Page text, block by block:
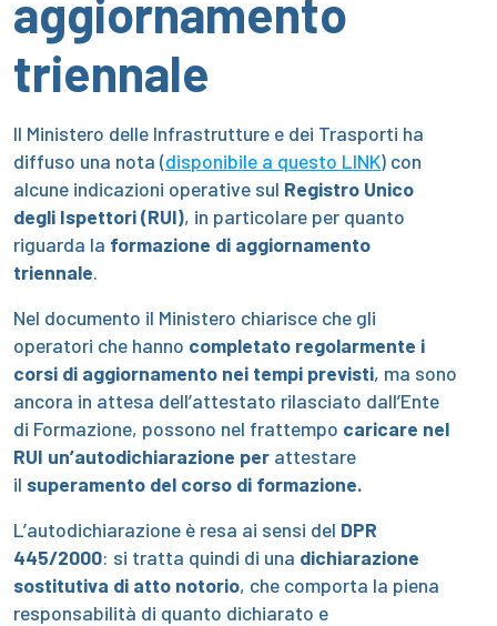
aggiornamento
triennale
Il Ministero delle Infrastrutture e dei Trasporti ha
diffuso una nota (disponibile a questo LINK) con
alcune indicazioni operative sul Registro Unico
degli Ispettori (RUI), in particolare per quanto
riguarda la formazione di aggiornamento
triennale.
Nel documento il Ministero chiarisce che gli
operatori che hanno completato regolarmente i
corsi di aggiornamento nei tempi previsti, ma sono
ancora in attesa dell’attestato rilasciato dall’Ente
di Formazione, possono nel frattempo caricare nel
RUI un’autodichiarazione per attestare
il superamento del corso di formazione.
L’autodichiarazione è resa ai sensi del DPR
445/2000: si tratta quindi di una dichiarazione
sostitutiva di atto notorio, che comporta la piena
responsabilità di quanto dichiarato e